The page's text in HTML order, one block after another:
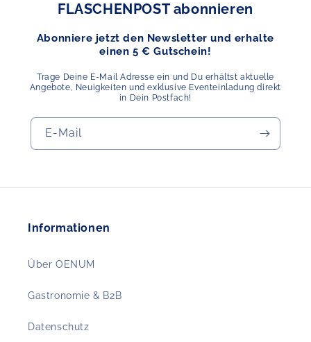
FLASCHENPOST abonnieren
Abonniere jetzt den Newsletter und erhalte
einen 5 € Gutschein!
Trage Deine E-Mail Adresse ein und Du erhältst aktuelle
Angebote, Neuigkeiten und exklusive Eventeinladung direkt
in Dein Postfach!
E-Mail
Informationen
Über OENUM
Gastronomie & B2B
Datenschutz